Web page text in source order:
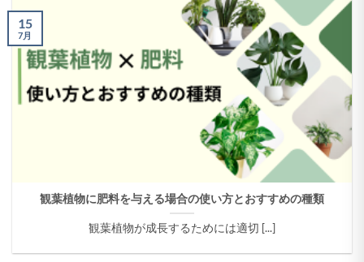
観葉植物に肥料を与える場合の使い方とおすすめの種類
観葉植物が成長するためには適切 [...]
15
7月